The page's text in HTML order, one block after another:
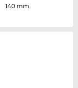
140 mm